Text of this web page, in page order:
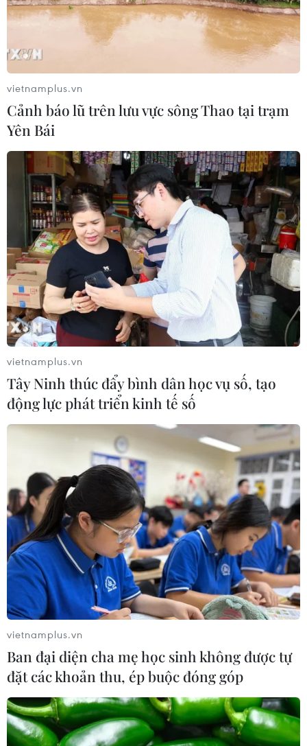
vietnamplus.vn
Cảnh báo lũ trên lưu vực sông Thao tại trạm
Yên Bái
vietnamplus.vn
Tây Ninh thúc đẩy bình dân học vụ số, tạo
động lực phát triển kinh tế số
vietnamplus.vn
Ban đại diện cha mẹ học sinh không được tự
đặt các khoản thu, ép buộc đóng góp